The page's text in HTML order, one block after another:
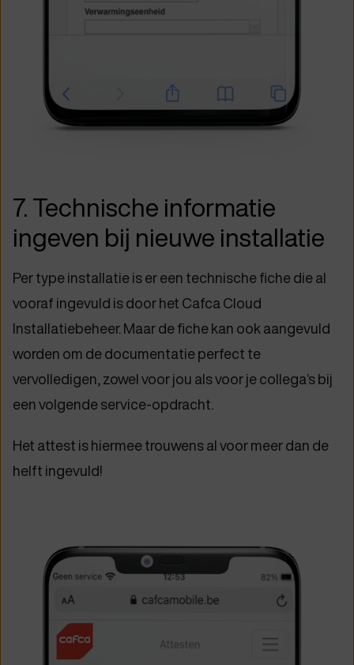
7. Technische informatie
ingeven bij nieuwe installatie
Per type installatie is er een technische fiche die al
vooraf ingevuld is door het Cafca Cloud
Installatiebeheer. Maar de fiche kan ook aangevuld
worden om de documentatie perfect te
vervolledigen, zowel voor jou als voor je collega’s bij
een volgende service-opdracht.
Het attest is hiermee trouwens al voor meer dan de
helft ingevuld!